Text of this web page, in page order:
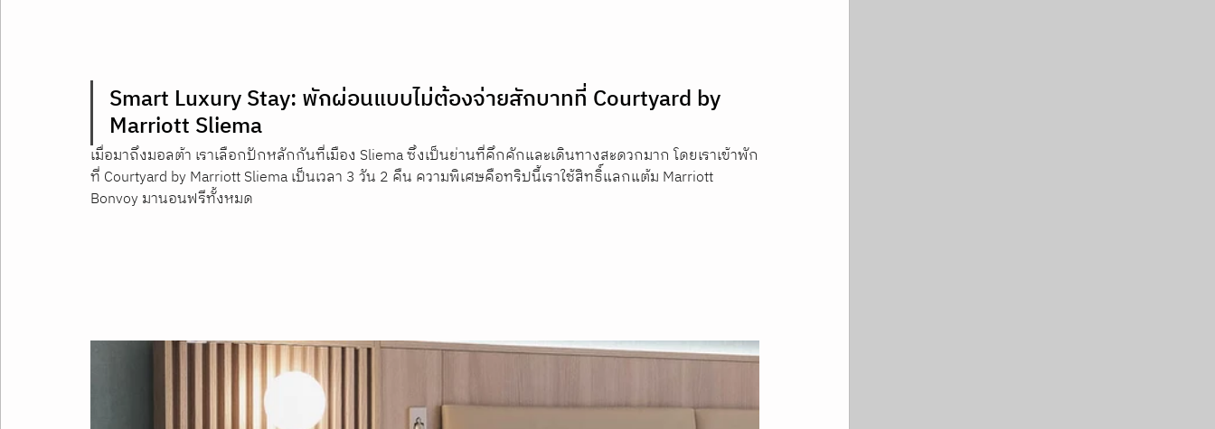
Smart Luxury Stay: พักผ่อนแบบไม่ต้องจ่ายสักบาทที่ Courtyard by
Marriott Sliema
เมื่อมาถึงมอลต้า เราเลือกปักหลักกันที่เมือง Sliema ซึ่งเป็นย่านที่คึกคักและเดินทางสะดวกมาก โดยเราเข้าพัก
ที่ Courtyard by Marriott Sliema เป็นเวลา 3 วัน 2 คืน ความพิเศษคือทริปนี้เราใช้สิทธิ์แลกแต้ม Marriott
Bonvoy มานอนฟรีทั้งหมด